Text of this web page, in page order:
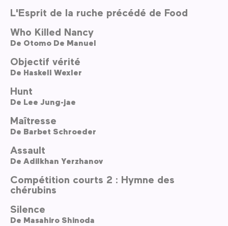
L'Esprit de la ruche précédé de Food
Who Killed Nancy
De Otomo De Manuel
Objectif vérité
De Haskell Wexler
Hunt
De Lee Jung-jae
Maîtresse
De Barbet Schroeder
Assault
De Adilkhan Yerzhanov
Compétition courts 2 : Hymne des
chérubins
Silence
De Masahiro Shinoda